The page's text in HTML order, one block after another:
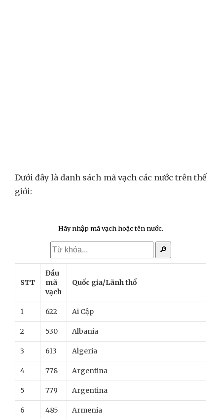
Dưới đây là danh sách mã vạch các nước trên thế
giới:
Hãy nhập mã vạch hoặc tên nước.
🔎
STT
Đầu
mã
vạch
Quốc gia/Lãnh thổ
1 622 Ai Cập
2 530 Albania
3 613 Algeria
4 778 Argentina
5 779 Argentina
6 485 Armenia